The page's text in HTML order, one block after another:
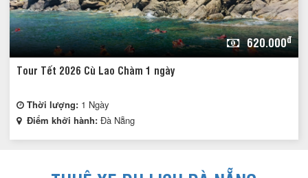
620.000đ
Tour Tết 2026 Cù Lao Chàm 1 ngày
Thời lượng: 1 Ngày
Điểm khởi hành: Đà Nẵng